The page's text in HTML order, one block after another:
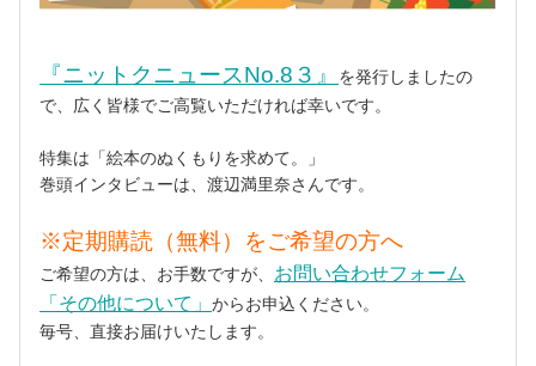
『ニットクニュースNo.8３』
を発行しましたの
で、広く皆様でご高覧いただければ幸いです。
特集は「絵本のぬくもりを求めて。」
巻頭インタビューは、渡辺満里奈さんです。
※定期購読（無料）をご希望の方へ
ご希望の方は、お手数ですが、 お問い合わせフォーム
「その他について」 からお申込ください。
毎号、直接お届けいたします。